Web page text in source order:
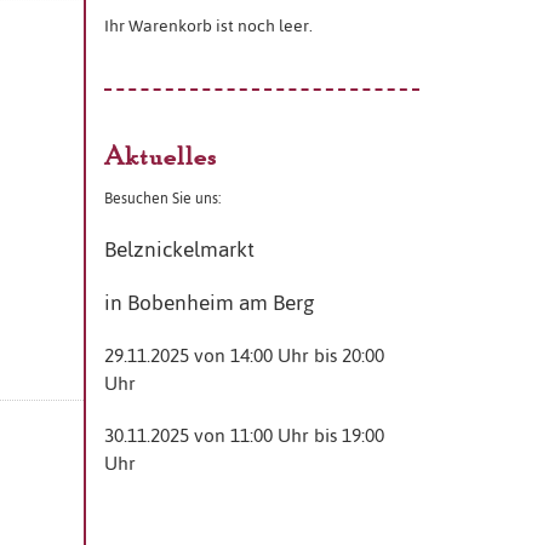
Ihr Warenkorb ist noch leer.
Aktuelles
Besuchen Sie uns:
Belznickelmarkt
in Bobenheim am Berg
29.11.2025 von 14:00 Uhr bis 20:00
Uhr
30.11.2025 von 11:00 Uhr bis 19:00
Uhr